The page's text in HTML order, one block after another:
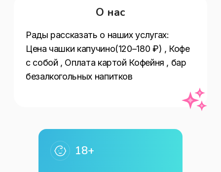
О нас
Рады рассказать о наших услугах:
Цена чашки капучино(120–180 ₽) , Кофе
с собой , Оплата картой Кофейня , бар
безалкогольных напитков
18+